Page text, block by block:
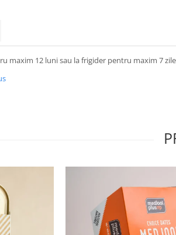
maxim 12 luni sau la frigider pentru maxim 7